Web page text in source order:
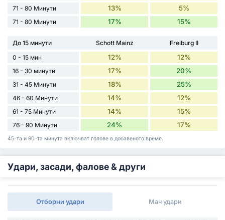
71 - 80 Минути 13% 5%
71 - 80 Минути 17% 15%
До 15 минути Schott Mainz
Freiburg II
0 - 15 мин
12% 12%
16 - 30 минути 17% 20%
31 - 45 Минути 18% 25%
46 - 60 Минути 14% 12%
61 - 75 Минути 14% 15%
76 - 90 Минути 24% 17%
45-та и 90-та минута включват голове в добавеното време.
Удари, засади, фалове & други
Отборни удари Мач удари